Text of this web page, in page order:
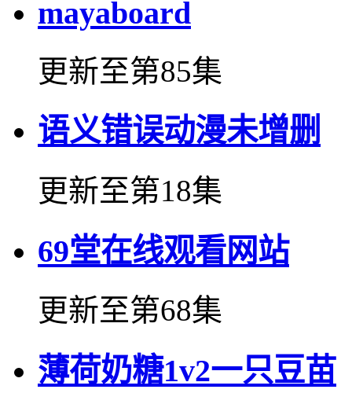
mayaboard
更新至第85集
语义错误动漫未增删
更新至第18集
69堂在线观看网站
更新至第68集
薄荷奶糖1v2一只豆苗